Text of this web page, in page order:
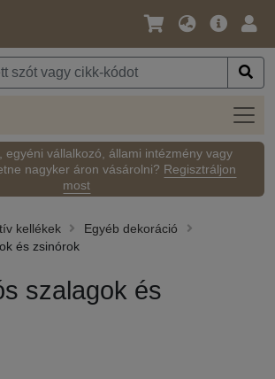
Nyelv
Pénznem
Fő
egyéni vállalkozó, állami intézmény vagy
nagyker áron vásárolni? Regisztráljon
most
kellékek
Egyéb dekoráció
és zsinórok
szalagok és